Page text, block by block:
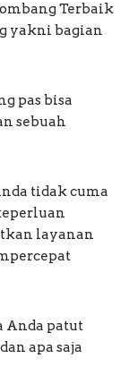
Terbaik
yakni bagian
pas bisa
sebuah
tidak cuma
layanan
Anda patut
apa saja